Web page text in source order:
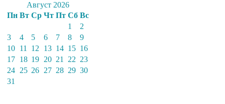
Август 2026
Пн Вт Ср Чт Пт Сб Вс
1
2
3
4 5 6 7 8
9
10 11 12 13 14 15 16
17 18 19 20 21 22 23
24 25 26 27 28 29 30
31